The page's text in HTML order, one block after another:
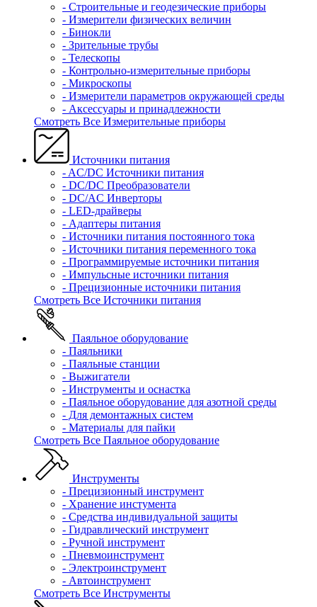
- Строительные и геодезические приборы
- Измерители физических величин
- Бинокли
- Зрительные трубы
- Телескопы
- Контрольно-измерительные приборы
- Микроскопы
- Измерители параметров окружающей среды
- Аксессуары и принадлежности
Смотреть Все Измерительные приборы
Источники питания
- AC/DC Источники питания
- DC/DC Преобразователи
- DC/AC Инверторы
- LED-драйверы
- Адаптеры питания
- Источники питания постоянного тока
- Источники питания переменного тока
- Программируемые источники питания
- Импульсные источники питания
- Прецизионные источники питания
Смотреть Все Источники питания
Паяльное оборудование
- Паяльники
- Паяльные станции
- Выжигатели
- Инструменты и оснастка
- Паяльное оборудование для азотной среды
- Для демонтажных систем
- Материалы для пайки
Смотреть Все Паяльное оборудование
Инструменты
- Прецизионный инструмент
- Хранение инстумента
- Средства индивидуальной защиты
- Гидравлический инструмент
- Ручной инструмент
- Пневмоинструмент
- Электроинструмент
- Автоинструмент
Смотреть Все Инструменты